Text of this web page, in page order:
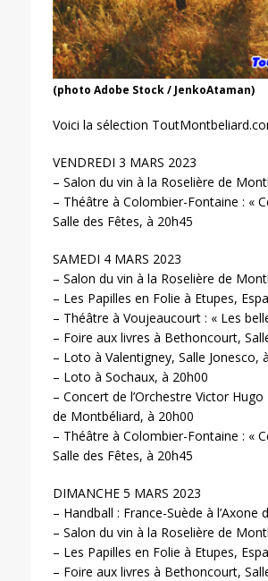
(photo Adobe Stock / JenkoAtaman)
Voici la sélection
VENDREDI 3 MARS 2023
– Salon du vin à la Roselière de
– Théâtre à Colombier-Fontaine : «
Salle des Fêtes, à 20h45
SAMEDI 4 MARS 2023
– Salon du vin à la Roselière de
– Les Papilles en Folie à Etupes,
– Théâtre à Voujeaucourt : « Les
– Foire aux livres à Bethoncourt,
– Loto à Valentigney, Salle Jonesco,
– Loto à Sochaux, à 20h00
– Concert de l’Orchestre Victor
de Montbéliard, à 20h00
– Théâtre à Colombier-Fontaine : «
Salle des Fêtes, à 20h45
DIMANCHE 5 MARS 2023
– Handball : France-Suède à l’Axone
– Salon du vin à la Roselière de
– Les Papilles en Folie à Etupes,
– Foire aux livres à Bethoncourt,